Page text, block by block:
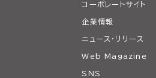
コーポレートサイト
企業情報
ニュース・リリース
Web Magazine
SNS